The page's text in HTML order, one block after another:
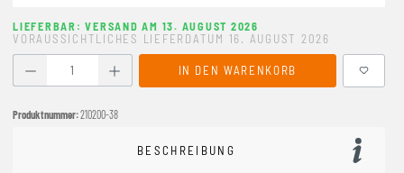
LIEFERBAR: VERSAND AM 13. AUGUST 2026
VORAUSSICHTLICHES LIEFERDATUM 16. AUGUST 2026
Produkt Anzahl: Gib den gewünschten Wert ein oder
IN DEN WARENKORB
Produktnummer:210200-38
BESCHREIBUNG